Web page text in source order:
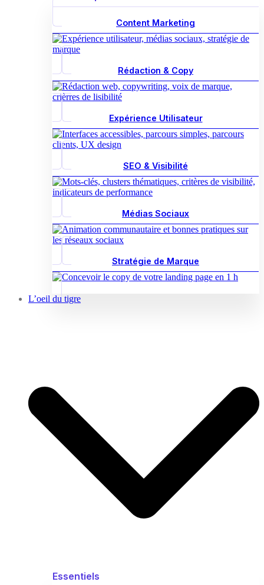
Content Marketing
Rédaction & Copy
Expérience Utilisateur
SEO & Visibilité
Médias Sociaux
Stratégie de Marque
L’oeil du tigre
Essentiels